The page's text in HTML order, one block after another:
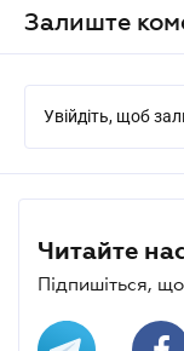
Залиште
Увійдіть, щоб
Читайте
Підпишіться,